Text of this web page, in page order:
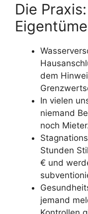
Die
dem
In vielen
niemand
noch
Stunden
€ und
jemand